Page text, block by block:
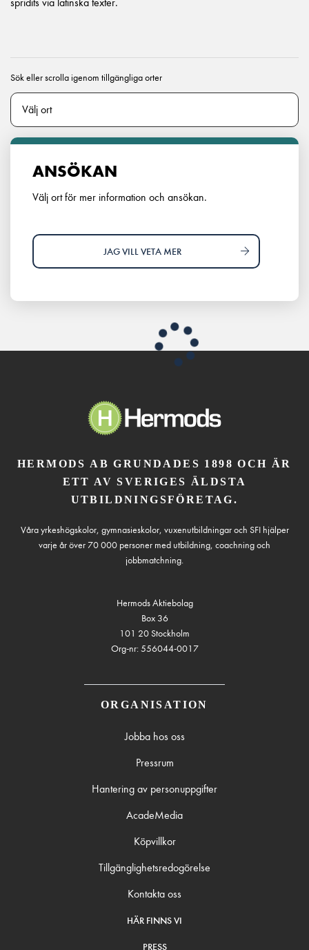
Sök eller scrolla igenom tillgängliga orter
ANSÖKAN
Välj ort för mer information och ansökan.
JAG VILL VETA MER
HERMODS AB GRUNDADES 1898 OCH ÄR
ETT AV SVERIGES ÄLDSTA
UTBILDNINGSFÖRETAG.
Våra yrkeshögskolor, gymnasieskolor, vuxenutbildningar och SFI hjälper
varje år över 70 000 personer med utbildning, coachning och
jobbmatchning.
Hermods Aktiebolag
Box 36
101 20 Stockholm
Org-nr: 556044-0017
ORGANISATION
Jobba hos oss
Pressrum
Hantering av personuppgifter
AcadeMedia
Köpvillkor
Tillgänglighetsredogörelse
Kontakta oss
HÄR FINNS VI
PRESS